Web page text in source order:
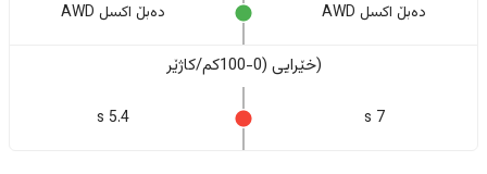
دەبڵ اکسل AWD دەبڵ اکسل AWD
(خێرایی (0-100کم/کاژێر
7 s
5.4 s